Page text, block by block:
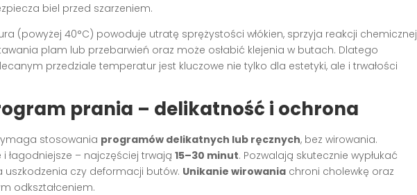
biel przed szarzeniem.
(powyżej 40°C) powoduje utratę sprężystości włókien, sprzyja reakcji chemicznej
plam lub przebarwień oraz może osłabić klejenia w butach. Dlatego
przedziale temperatur jest kluczowe nie tylko dla estetyki, ale i trwałości
prania – delikatność i ochrona
stosowania programów delikatnych lub ręcznych, bez wirowania.
łagodniejsze – najczęściej trwają 15–30 minut. Pozwalają skutecznie wypłukać
uszkodzenia czy deformacji butów. Unikanie wirowania chroni cholewkę oraz
odkształceniem.